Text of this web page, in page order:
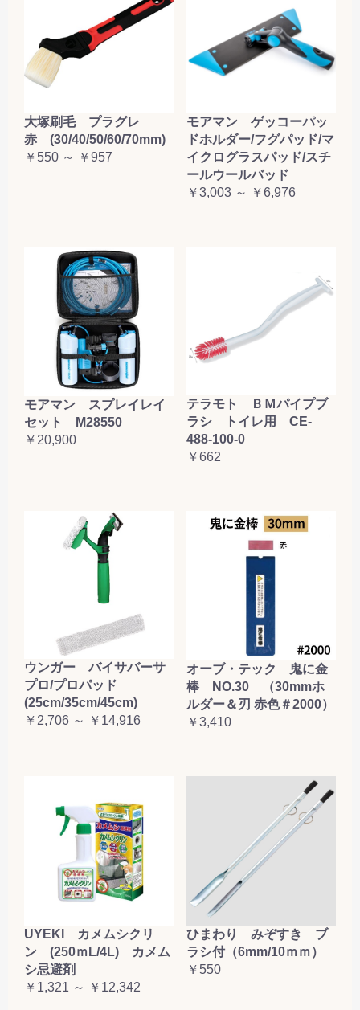
大塚刷毛 プラグレ
赤 (30/40/50/60/70mm)
￥550 ～ ￥957
モアマン ゲッコーパッ
ドホルダー/フグパッド/マ
イクログラスパッド/スチ
ールウールバッド
￥3,003 ～ ￥6,976
モアマン スプレイレイ
セット M28550
￥20,900
テラモト ＢＭパイプブ
ラシ トイレ用 CE-
488-100-0
￥662
ウンガー バイサバーサ
プロ/プロパッド
(25cm/35cm/45cm)
￥2,706 ～ ￥14,916
オーブ・テック 鬼に金
棒 NO.30 （30mmホ
ルダー＆刃 赤色＃2000）
￥3,410
UYEKI カメムシクリ
ン (250ｍL/4L) カメム
シ忌避剤
￥1,321 ～ ￥12,342
ひまわり みぞすき ブ
ラシ付（6mm/10ｍｍ）
￥550